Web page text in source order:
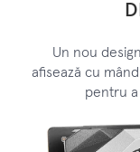
Un nou
afisează cu
pentru